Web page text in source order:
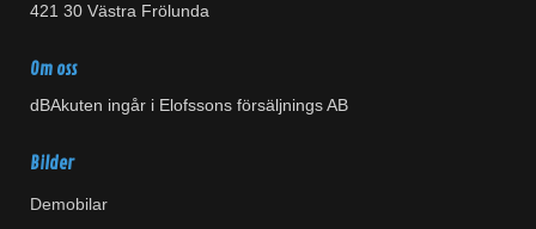
421 30 Västra Frölunda
Om oss
dBAkuten ingår i Elofssons försäljnings AB
Bilder
Demobilar